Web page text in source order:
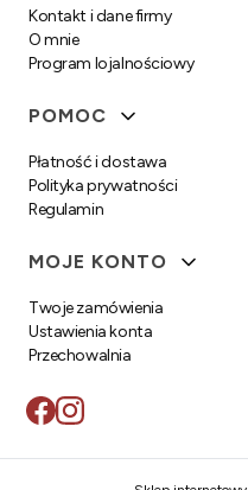
Kontakt i dane firmy
O mnie
Program lojalnościowy
POMOC
Płatność i dostawa
Polityka prywatności
Regulamin
MOJE KONTO
Twoje zamówienia
Ustawienia konta
Przechowalnia